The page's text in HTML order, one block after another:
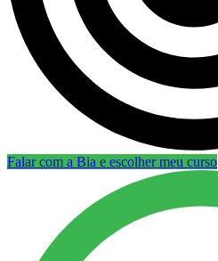
Falar com a Bia e escolher meu curso